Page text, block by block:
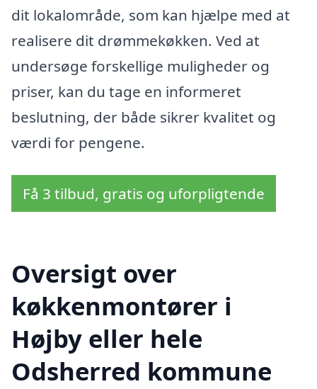
dit lokalområde, som kan hjælpe med at
realisere dit drømmekøkken. Ved at
undersøge forskellige muligheder og
priser, kan du tage en informeret
beslutning, der både sikrer kvalitet og
værdi for pengene.
Få 3 tilbud, gratis og uforpligtende
Oversigt over
køkkenmontører i
Højby eller hele
Odsherred kommune